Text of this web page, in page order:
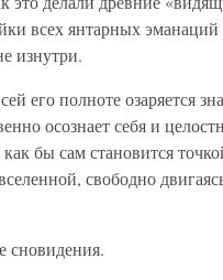
всех янтарных эманаций
изнутри.
его полноте озаряется
осознает себя и
бы сам становится
свободно
сновидения.